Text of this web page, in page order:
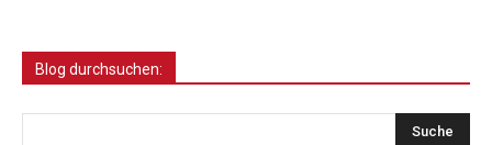
Blog durchsuchen: